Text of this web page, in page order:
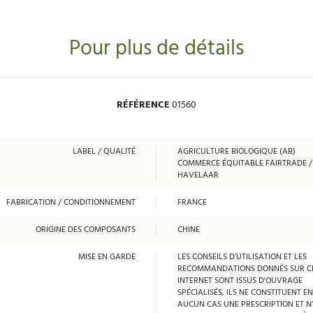
Pour plus de détails
RÉFÉRENCE01560
LABEL / QUALITÉ
AGRICULTURE BIOLOGIQUE (AB)
COMMERCE ÉQUITABLE FAIRTRADE
HAVELAAR
FABRICATION / CONDITIONNEMENT
FRANCE
ORIGINE DES COMPOSANTS
CHINE
MISE EN GARDE
LES CONSEILS D’UTILISATION ET LES
RECOMMANDATIONS DONNÉS SUR
INTERNET SONT ISSUS D'OUVRAGE
SPÉCIALISÉS, ILS NE CONSTITUENT EN
AUCUN CAS UNE PRESCRIPTION ET